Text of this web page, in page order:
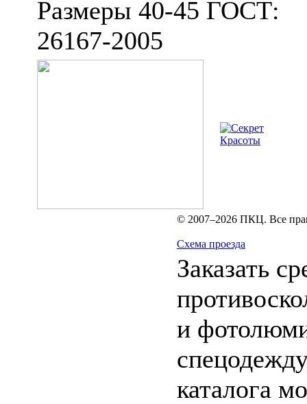
Размеры 40-45 ГОСТ:
26167-2005
© 2007–2026 ПКЦ. Все
Схема проезда
Заказать
и
каталога